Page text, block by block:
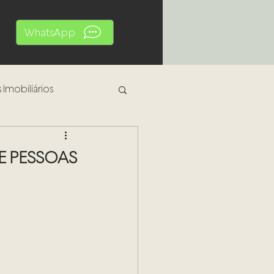
WhatsApp
Imobiliários
PESSOAS